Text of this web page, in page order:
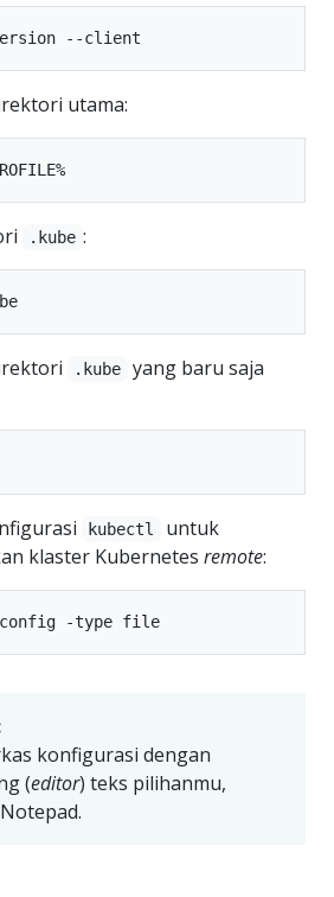
utama:
.kube :
.kube
yang baru saja
kubectl
untuk
klaster Kubernetes remote:
konfigurasi dengan
(editor) teks pilihanmu,